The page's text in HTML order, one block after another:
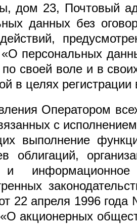
дом 23, Почтовый
данных без
персональных
своей воле и в
в целях
Оператором
с
выполнение
облигаций,
и
22 апреля 1996
акционерных